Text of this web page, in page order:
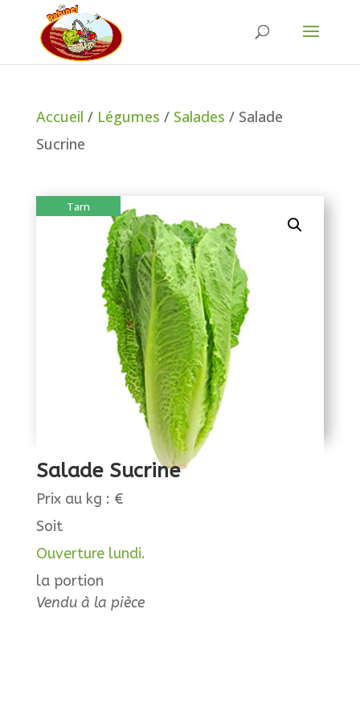
Accueil / Légumes / Salades / Salade
Sucrine
Tarn
Salade Sucrine
Prix au kg : €
Soit
Ouverture lundi.
la portion
Vendu à la pièce